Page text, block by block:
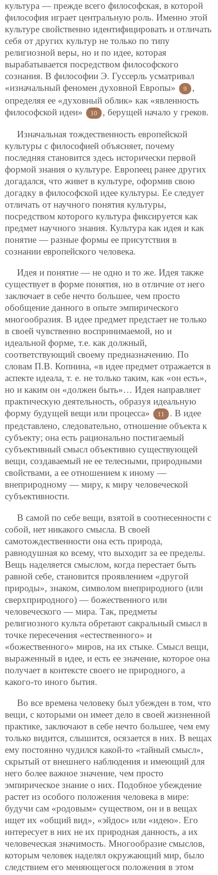
культура — прежде всего философская, в которой
философия играет центральную роль. Именно этой
культуре свойственно идентифицировать и отличать
себя от других культур не только по типу
религиозной веры, но и по идее, которая
вырабатывается посредством философского
сознания. В философии Э. Гуссерль усматривал
«изначальный феномен духовной Европы»
9
,
определяя ее «духовный облик» как «явленность
философской идеи»
10 , берущей начало у греков.
Изначальная тождественность европейской
культуры с философией объясняет, почему
последняя становится здесь исторически первой
формой знания о культуре. Европеец ранее других
догадался, что живет в культуре, оформив свою
догадку в философской идее культуры. Ее следует
отличать от научного понятия культуры,
посредством которого культура фиксируется как
предмет научного знания. Культура как идея и как
понятие — разные формы ее присутствия в
сознании европейского человека.
Идея и понятие — не одно и то же. Идея также
существует в форме понятия, но в отличие от него
заключает в себе нечто большее, чем просто
обобщение данного в опыте эмпирического
многообразия. В идее предмет предстает не только
в своей чувственно воспринимаемой, но и
идеальной форме, т.е. как должный,
соответствующий своему предназначению. По
словам П.В. Копнина, «в идее предмет отражается в
аспекте идеала, т. е. не только таким, как «он есть»,
но и каким он «должен быть»… Идея направляет
практическую деятельность, образуя идеальную
форму будущей вещи или процесса»
11
. В идее
представлено, следовательно, отношение объекта к
субъекту; она есть рационально постигаемый
субъективный смысл объективно существующей
вещи, создаваемый не ее телесными, природными
свойствами, а ее отношением к иному —
внеприродному — миру, к миру человеческой
субъективности.
В самой по себе вещи, взятой в соотнесенности с
собой, нет никакого смысла. В своей
самотождественности она есть природа,
равнодушная ко всему, что выходит за ее пределы.
Вещь наделяется смыслом, когда перестает быть
равной себе, становится проявлением «другой
природы», знаком, символом внеприродного (или
сверхприродного) — божественного или
человеческого — мира. Так, предметы
религиозного культа обретают сакральный смысл в
точке пересечения «естественного» и
«божественного» миров, на их стыке. Смысл вещи,
выраженный в идее, и есть ее значение, которое она
получает в контексте своего не природного, а
какого-то иного бытия.
Во все времена человеку был убежден в том, что
вещи, с которыми он имеет дело в своей жизненной
практике, заключают в себе нечто большее, чем ему
только видится, слышится, осязается в них. В вещах
ему постоянно чудился какой-то «тайный смысл»,
скрытый от внешнего наблюдения и имеющий для
него более важное значение, чем просто
эмпирическое знание о них. Подобное убеждение
растет из особого положения человека в мире:
будучи сам «родовым» существом, он и в вещах
ищет их «общий вид», «эйдос» или «идею». Его
интересует в них не их природная данность, а их
человеческая значимость. Многообразие смыслов,
которым человек наделял окружающий мир, было
следствием его меняющегося положения в этом